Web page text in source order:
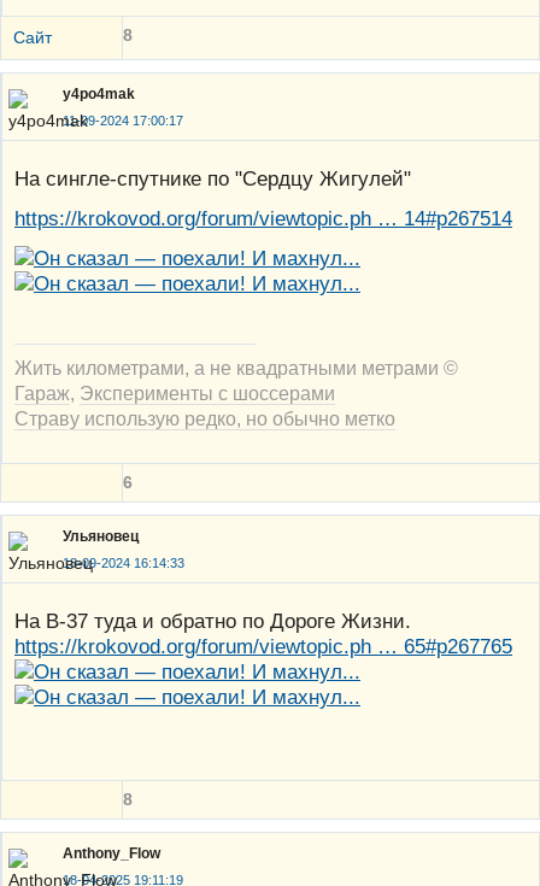
Сайт 8
y4po4mak
11-09-2024 17:00:17
На сингле-спутнике по "Сердцу Жигулей"
https://krokovod.org/forum/viewtopic.ph … 14#p267514
Жить километрами, а не квадратными метрами ©
Гараж Эксперименты с шоссерами
Страву использую редко, но обычно метко
6
Ульяновец
18-09-2024 16:14:33
На В-37 туда и обратно по Дороге Жизни.
https://krokovod.org/forum/viewtopic.ph … 65#p267765
8
Anthony_Flow
18-04-2025 19:11:19